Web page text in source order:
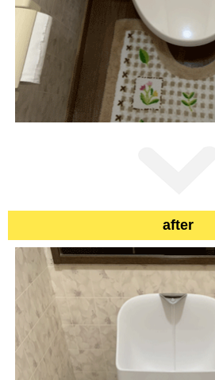
after